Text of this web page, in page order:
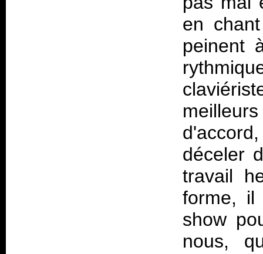
en
peinent
déceler
travail
forme,
show
nous,